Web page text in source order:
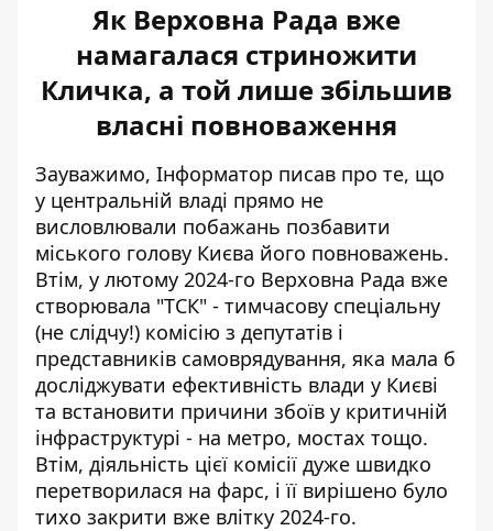
Як Верховна Рада вже
намагалася стриножити
Кличка, а той лише збільшив
власні повноваження
Зауважимо, Інформатор писав про те, що
у центральній владі прямо не
висловлювали побажань позбавити
міського голову Києва його повноважень.
Втім, у лютому 2024-го Верховна Рада вже
створювала "ТСК" - тимчасову спеціальну
(не слідчу!) комісію з депутатів і
представників самоврядування, яка мала б
досліджувати ефективність влади у Києві
та встановити причини збоїв у критичній
інфраструктурі - на метро, мостах тощо.
Втім, діяльність цієї комісії дуже швидко
перетворилася на фарс, і її вирішено було
тихо закрити вже влітку 2024-го.